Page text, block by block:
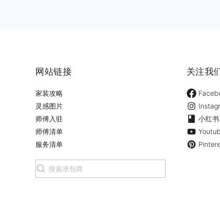
网站链接
家装攻略
灵感图片
师傅入驻
师傅清单
服务清单
关注我
小红书